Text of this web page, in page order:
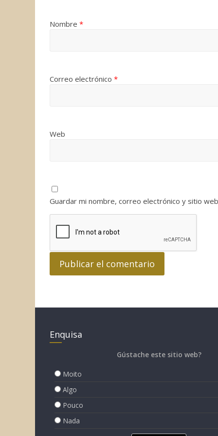
Nombre *
Correo electrónico *
Web
Guardar mi nombre, correo electrónico y sitio
Enquisa
Gústache este sitio web?
Moito
Algo
Pouco
Nada